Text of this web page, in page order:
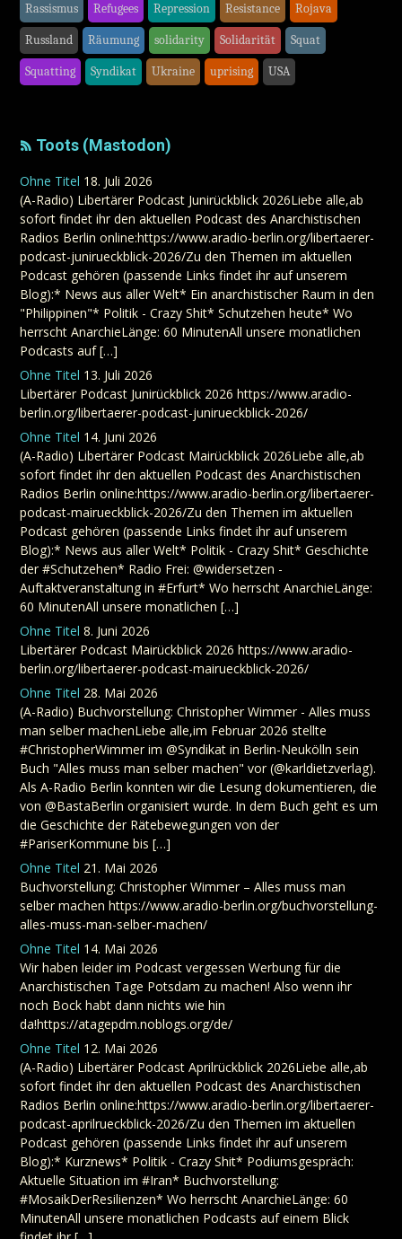
Rassismus Refugees Repression Resistance Rojava
Russland Räumung solidarity Solidarität Squat
Squatting Syndikat Ukraine uprising USA
Toots (Mastodon)
Ohne Titel 18. Juli 2026
(A-Radio) Libertärer Podcast Junirückblick 2026Liebe alle,ab
sofort findet ihr den aktuellen Podcast des Anarchistischen
Radios Berlin online:https://www.aradio-berlin.org/libertaerer-
podcast-junirueckblick-2026/Zu den Themen im aktuellen
Podcast gehören (passende Links findet ihr auf unserem
Blog):* News aus aller Welt* Ein anarchistischer Raum in den
"Philippinen"* Politik - Crazy Shit* Schutzehen heute* Wo
herrscht AnarchieLänge: 60 MinutenAll unsere monatlichen
Podcasts auf […]
Ohne Titel 13. Juli 2026
Libertärer Podcast Junirückblick 2026 https://www.aradio-
berlin.org/libertaerer-podcast-junirueckblick-2026/
Ohne Titel 14. Juni 2026
(A-Radio) Libertärer Podcast Mairückblick 2026Liebe alle,ab
sofort findet ihr den aktuellen Podcast des Anarchistischen
Radios Berlin online:https://www.aradio-berlin.org/libertaerer-
podcast-mairueckblick-2026/Zu den Themen im aktuellen
Podcast gehören (passende Links findet ihr auf unserem
Blog):* News aus aller Welt* Politik - Crazy Shit* Geschichte
der #Schutzehen* Radio Frei: @widersetzen -
Auftaktveranstaltung in #Erfurt* Wo herrscht AnarchieLänge:
60 MinutenAll unsere monatlichen […]
Ohne Titel 8. Juni 2026
Libertärer Podcast Mairückblick 2026 https://www.aradio-
berlin.org/libertaerer-podcast-mairueckblick-2026/
Ohne Titel 28. Mai 2026
(A-Radio) Buchvorstellung: Christopher Wimmer - Alles muss
man selber machenLiebe alle,im Februar 2026 stellte
#ChristopherWimmer im @Syndikat in Berlin-Neukölln sein
Buch "Alles muss man selber machen" vor (@karldietzverlag).
Als A-Radio Berlin konnten wir die Lesung dokumentieren, die
von @BastaBerlin organisiert wurde. In dem Buch geht es um
die Geschichte der Rätebewegungen von der
#PariserKommune bis […]
Ohne Titel 21. Mai 2026
Buchvorstellung: Christopher Wimmer – Alles muss man
selber machen https://www.aradio-berlin.org/buchvorstellung-
alles-muss-man-selber-machen/
Ohne Titel 14. Mai 2026
Wir haben leider im Podcast vergessen Werbung für die
Anarchistischen Tage Potsdam zu machen! Also wenn ihr
noch Bock habt dann nichts wie hin
da!https://atagepdm.noblogs.org/de/
Ohne Titel 12. Mai 2026
(A-Radio) Libertärer Podcast Aprilrückblick 2026Liebe alle,ab
sofort findet ihr den aktuellen Podcast des Anarchistischen
Radios Berlin online:https://www.aradio-berlin.org/libertaerer-
podcast-aprilrueckblick-2026/Zu den Themen im aktuellen
Podcast gehören (passende Links findet ihr auf unserem
Blog):* Kurznews* Politik - Crazy Shit* Podiumsgespräch:
Aktuelle Situation im #Iran* Buchvorstellung:
#MosaikDerResilienzen* Wo herrscht AnarchieLänge: 60
MinutenAll unsere monatlichen Podcasts auf einem Blick